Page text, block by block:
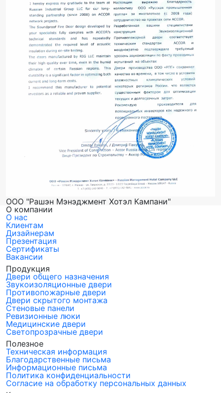
ООО "Рашэн Мэнэджмент Хотэл Кампани"
О компании
О нас
Клиентам
Дизайнерам
Презентация
Сертификаты
Вакансии
Продукция
Двери общего назначения
Звукоизоляционные двери
Противопожарные двери
Двери скрытого монтажа
Стеновые панели
Ревизионные люки
Медицинские двери
Светопрозрачные двери
Полезное
Техническая информация
Благодарственные письма
Информационные письма
Политика конфиденциальности
Согласие на обработку персональных данных